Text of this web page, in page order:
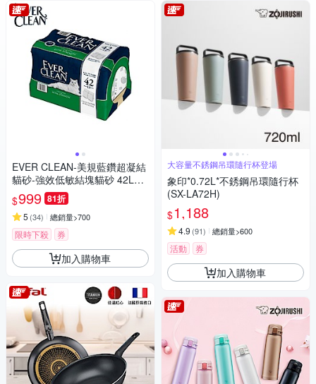
EVER CLEAN-美規藍鑽超凝結
貓砂-強效低敏結塊貓砂 42LB
(19kg)=綠標★
$999 81折
5 (34) 總銷量>700
限時下殺 券
加入購物車
大容量不銹鋼吊環隨行杯登場
象印*0.72L*不銹鋼吊環隨行杯
(SX-LA72H)
$1,188
4.9 (91) 總銷量>600
活動 券
加入購物車